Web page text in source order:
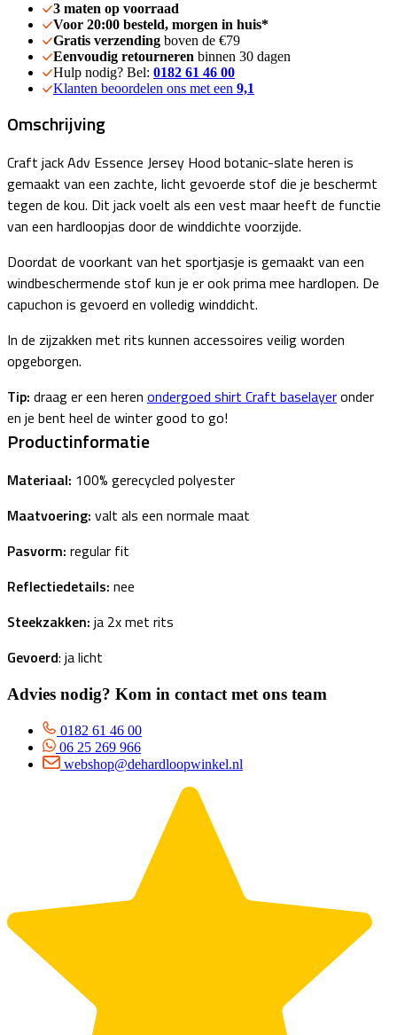
3 maten op voorraad
Voor 20:00 besteld, morgen in huis*
Gratis verzending boven de €79
Eenvoudig retourneren binnen 30 dagen
Hulp nodig? Bel: 0182 61 46 00
Klanten beoordelen ons met een 9,1
Omschrijving
Craft jack Adv Essence Jersey Hood botanic-slate heren is
gemaakt van een zachte, licht gevoerde stof die je beschermt
tegen de kou. Dit jack voelt als een vest maar heeft de functie
van een hardloopjas door de winddichte voorzijde.
Doordat de voorkant van het sportjasje is gemaakt van een
windbeschermende stof kun je er ook prima mee hardlopen. De
capuchon is gevoerd en volledig winddicht.
In de zijzakken met rits kunnen accessoires veilig worden
opgeborgen.
Tip: draag er een heren ondergoed shirt Craft baselayeronder
en je bent heel de winter good to go!
Productinformatie
Materiaal: 100% gerecycled polyester
Maatvoering: valt als een normale maat
Pasvorm: regular fit
Reflectiedetails: nee
Steekzakken: ja 2x met rits
Gevoerd: ja licht
Advies nodig? Kom in contact met ons team
0182 61 46 00
06 25 269 966
webshop@dehardloopwinkel.nl